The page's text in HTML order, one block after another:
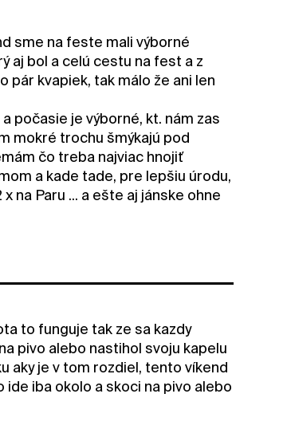
sme na feste mali výborné
aj bol a celú cestu na fest a z
kvapiek, tak málo že ani len
počasie je výborné, kt. nám zas
mokré trochu šmýkajú pod
čo treba najviac hnojiť
a kade tade, pre lepšiu úrodu,
Paru ... a ešte aj jánske ohne
to funguje tak ze sa kazdy
pivo alebo nastihol svoju kapelu
aky je v tom rozdiel, tento víkend
ide iba okolo a skoci na pivo alebo